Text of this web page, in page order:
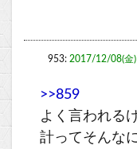
953: 2017/12/08(金
>>859
よく言われる
計ってそんな